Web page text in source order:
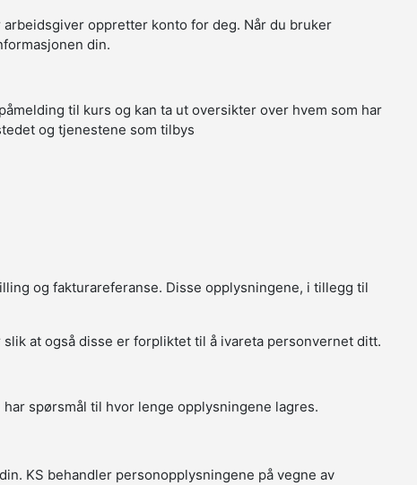
oppretter konto for deg. Når du bruker
din.
til kurs og kan ta ut oversikter over hvem som har
og tjenestene som tilbys
og fakturareferanse. Disse opplysningene, i tillegg til
at også disse er forpliktet til å ivareta personvernet ditt.
spørsmål til hvor lenge opplysningene lagres.
KS behandler personopplysningene på vegne av